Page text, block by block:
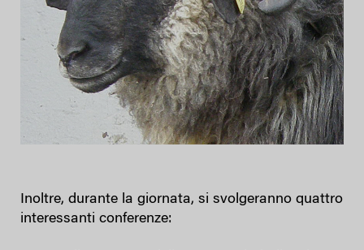
Inoltre, durante la giornata, si svolgeranno quattro
interessanti conferenze: